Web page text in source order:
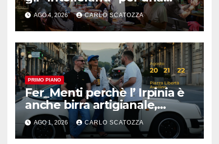
rivoluzione sostenibile del
cibo
AGO 4, 2026 CARLO SCATOZZA
PRIMO PIANO
Fer_Menti perchè l’ Irpinia è
anche birra artigianale,
appuntamento ad Avellino
AGO 1, 2026 CARLO SCATOZZA